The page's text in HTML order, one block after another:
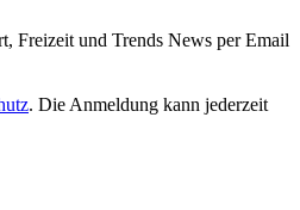
Freizeit und Trends News per Email
. Die Anmeldung kann jederzeit